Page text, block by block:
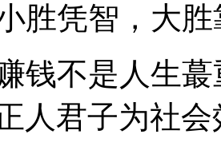
凭智，大胜
不是人生蕞
人君子为社